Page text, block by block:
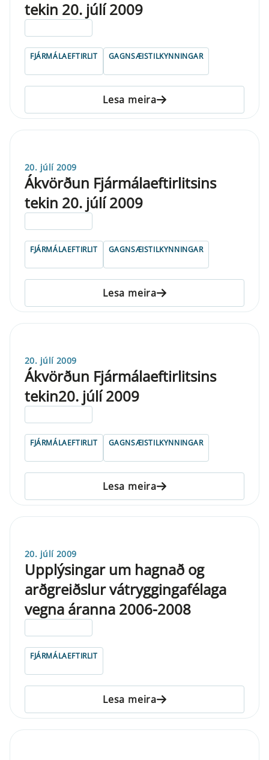
tekin 20. júlí 2009
FJÁRMÁLAEFTIRLIT GAGNSÆISTILKYNNINGAR
Lesa meira
20. júlí 2009
Ákvörðun Fjármálaeftirlitsins
tekin 20. júlí 2009
FJÁRMÁLAEFTIRLIT GAGNSÆISTILKYNNINGAR
Lesa meira
20. júlí 2009
Ákvörðun Fjármálaeftirlitsins
tekin20. júlí 2009
FJÁRMÁLAEFTIRLIT GAGNSÆISTILKYNNINGAR
Lesa meira
20. júlí 2009
Upplýsingar um hagnað og
arðgreiðslur vátryggingafélaga
vegna áranna 2006-2008
FJÁRMÁLAEFTIRLIT
Lesa meira